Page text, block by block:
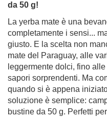
da 50 g!
La yerba mate è una
completamente i sensi...
giusto. E la scelta non
mate del Paraguay, alle
leggermente dolci, fino
sapori sorprendenti. Ma
quando si è appena
soluzione è semplice:
bustine da 50 g. Perfetti